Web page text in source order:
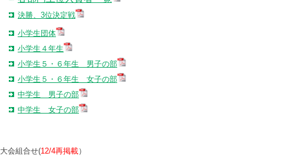
決勝、3位決定戦
小学生団体
小学生４年生
小学生５・６年生 男子の部
小学生５・６年生 女子の部
中学生 男子の部
中学生 女子の部
大会組合せ(12/4再掲載）